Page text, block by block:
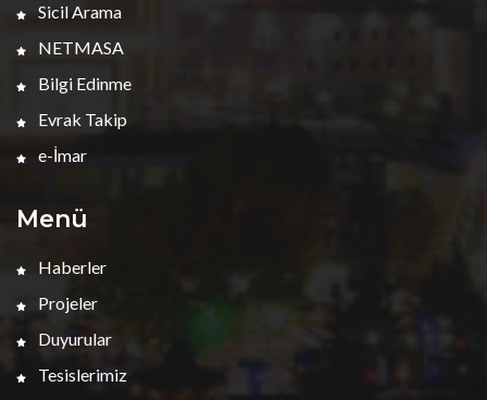
Sicil Arama
NETMASA
Bilgi Edinme
Evrak Takip
e-İmar
Menü
Haberler
Projeler
Duyurular
Tesislerimiz